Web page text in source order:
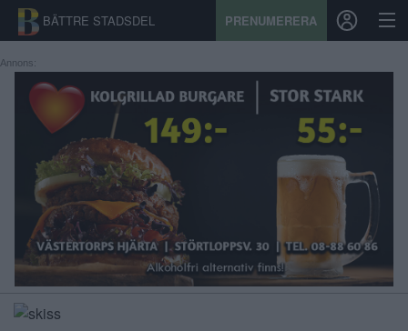
BÄTTRE STADSDEL PRENUMERERA
START
STADSDEL
PRENUMERATION
SPORT
ÅSIKTER
KALENDER
Annons: